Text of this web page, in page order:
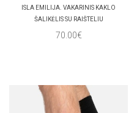
ISLA EMILIJA. VAKARINIS KAKLO
ŠALIKĖLIS SU RAIŠTELIU
70.00€